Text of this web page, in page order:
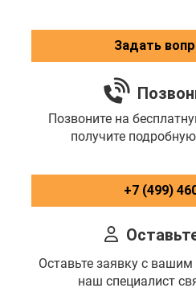
Задать
Позвоните на
получите
+7 (499)
Оставьте заявку с
наш специалист